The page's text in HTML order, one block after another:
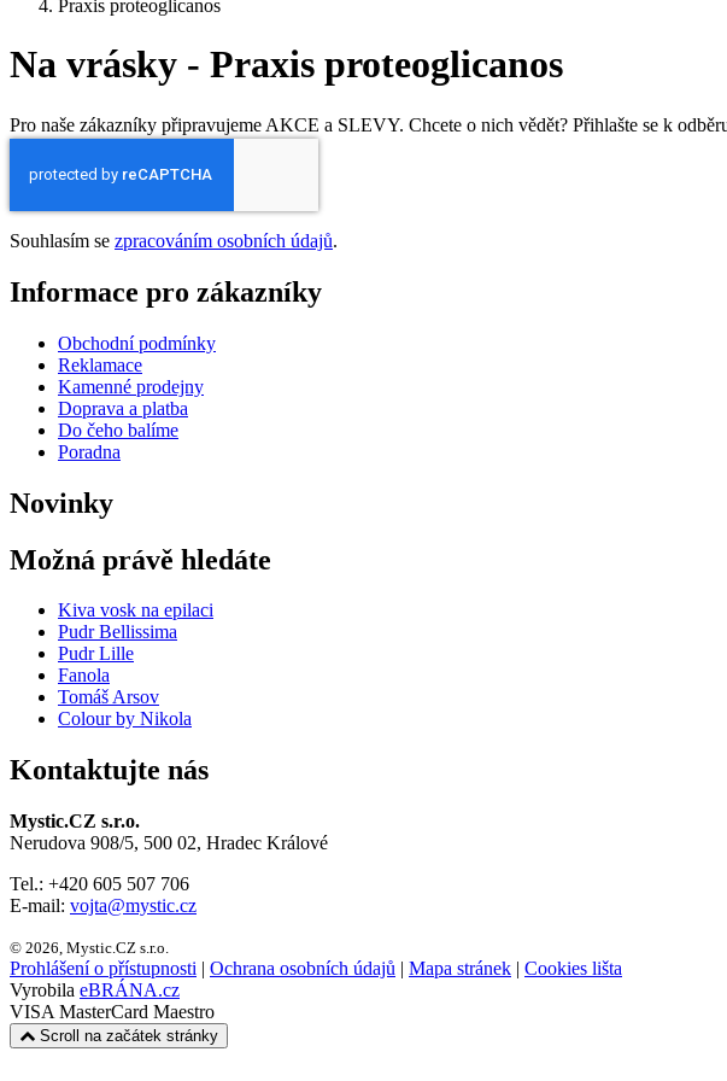
Praxis proteoglicanos
Na vrásky - Praxis proteoglicanos
Pro naše zákazníky připravujeme AKCE a SLEVY. Chcete o nich vědět? Přihlašte se k
Souhlasím se zpracováním osobních údajů.
Informace pro zákazníky
Obchodní podmínky
Reklamace
Kamenné prodejny
Doprava a platba
Do čeho balíme
Poradna
Novinky
Možná právě hledáte
Kiva vosk na epilaci
Pudr Bellissima
Pudr Lille
Fanola
Tomáš Arsov
Colour by Nikola
Kontaktujte nás
Mystic.CZ s.r.o.
Nerudova 908/5, 500 02, Hradec Králové
Tel.: +420 605 507 706
E-mail: vojta@mystic.cz
© 2026, Mystic.CZ s.r.o.
Prohlášení o přístupnosti | Ochrana osobních údajů | Mapa stránek | Cookies lišta
Vyrobila eBRÁNA.cz
VISA MasterCard Maestro
Scroll na začátek stránky